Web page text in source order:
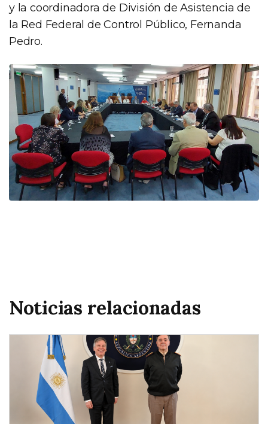
y la coordinadora de División de Asistencia de
la Red Federal de Control Público, Fernanda
Pedro.
Noticias relacionadas